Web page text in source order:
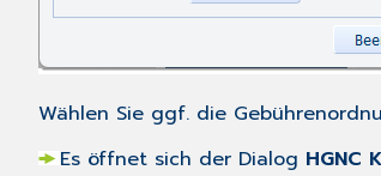
Wählen Sie ggf. die
Es öffnet sich der Dialog HGNC